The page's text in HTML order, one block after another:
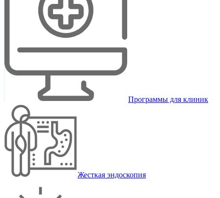
Программы для клиник
Жесткая эндоскопия